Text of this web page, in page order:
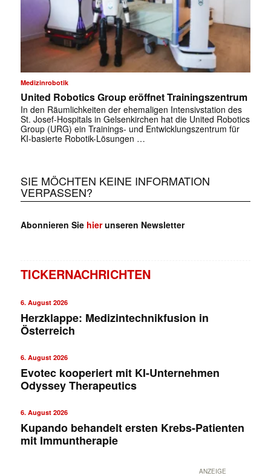
Medizinrobotik
United Robotics Group eröffnet Trainingszentrum
In den Räumlichkeiten der ehemaligen Intensivstation des
St. Josef-Hospitals in Gelsenkirchen hat die United Robotics
Group (URG) ein Trainings- und Entwicklungszentrum für
KI-basierte Robotik-Lösungen …
SIE MÖCHTEN KEINE INFORMATION
VERPASSEN?
Abonnieren Sie hierunseren Newsletter
TICKERNACHRICHTEN
6. August 2026
Herzklappe: Medizintechnikfusion in
Österreich
6. August 2026
Evotec kooperiert mit KI-Unternehmen
Odyssey Therapeutics
6. August 2026
Kupando behandelt ersten Krebs-Patienten
mit Immuntherapie
ANZEIGE